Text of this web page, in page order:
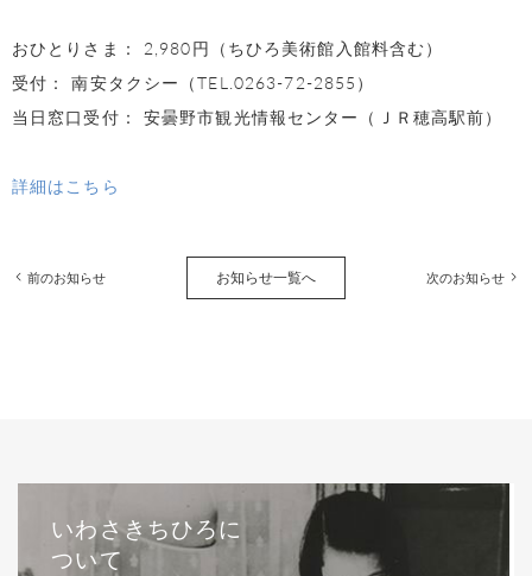
おひとりさま： 2,980円（ちひろ美術館入館料含む）
受付： 南安タクシー（TEL.0263-72-2855）
当日窓口受付： 安曇野市観光情報センター（ＪＲ穂高駅前）
詳細はこちら
前のお知らせ お知らせ一覧へ 次のお知らせ
いわさきちひろに
ついて